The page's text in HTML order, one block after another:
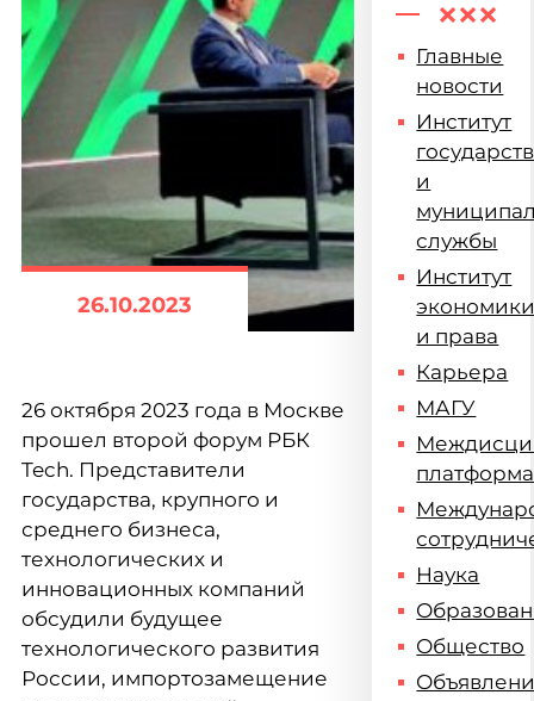
26.10.2023
26 октября 2023 года в Москве
прошел второй форум РБК
Tech. Представители
государства, крупного и
среднего бизнеса,
технологических и
инновационных компаний
обсудили будущее
технологического развития
России, импортозамещение
Главные
новости
Институт
и
службы
Институт
и права
Карьера
МАГУ
платформа
Наука
Общество